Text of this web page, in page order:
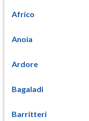
Africo
Anoia
Ardore
Bagaladi
Barritteri